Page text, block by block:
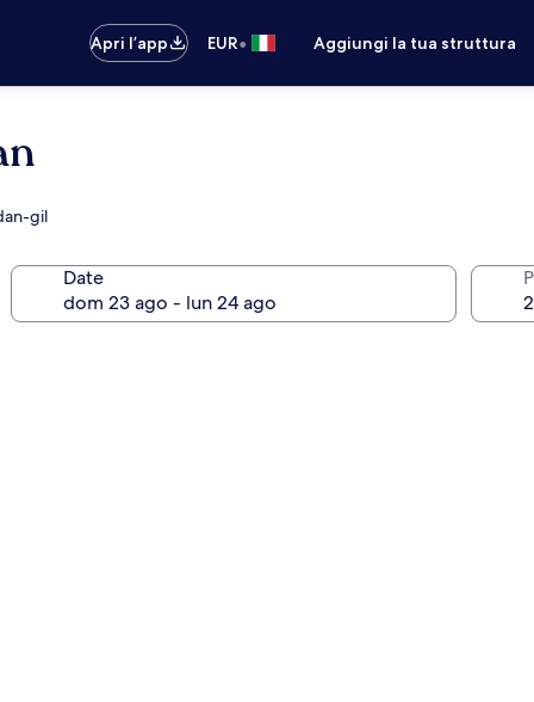
Apri l’app EUR• Aggiungi la tua struttura
gil
Date